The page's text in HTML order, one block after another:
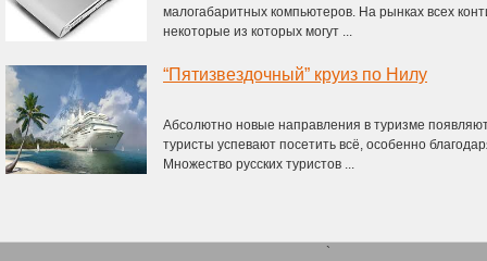
малогабаритных компьютеров. На рынках всех
некоторые из которых могут ...
“Пятизвездочный” круиз по Нилу
Абсолютно новые направления в туризме
туристы успевают посетить всё, особенно
Множество русских туристов ...
`